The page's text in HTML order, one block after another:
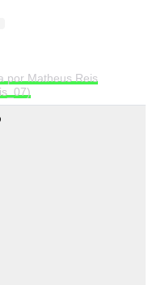
por Matheus Reis